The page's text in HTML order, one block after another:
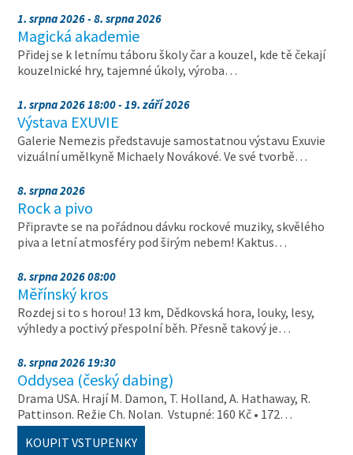
1. srpna 2026 - 8. srpna 2026
Magická akademie
Přidej se k letnímu táboru školy čar a kouzel, kde tě čekají
kouzelnické hry, tajemné úkoly, výroba…
1. srpna 2026 18:00 - 19. září 2026
Výstava EXUVIE
Galerie Nemezis představuje samostatnou výstavu Exuvie
vizuální umělkyně Michaely Novákové. Ve své tvorbě…
8. srpna 2026
Rock a pivo
Připravte se na pořádnou dávku rockové muziky, skvělého
piva a letní atmosféry pod širým nebem! Kaktus…
8. srpna 2026 08:00
Měřínský kros
Rozdej si to s horou! 13 km, Dědkovská hora, louky, lesy,
výhledy a poctivý přespolní běh. Přesně takový je…
8. srpna 2026 19:30
Oddysea (český dabing)
Drama USA. Hrají M. Damon, T. Holland, A. Hathaway, R.
Pattinson. Režie Ch. Nolan. Vstupné: 160 Kč • 172…
KOUPIT VSTUPENKY